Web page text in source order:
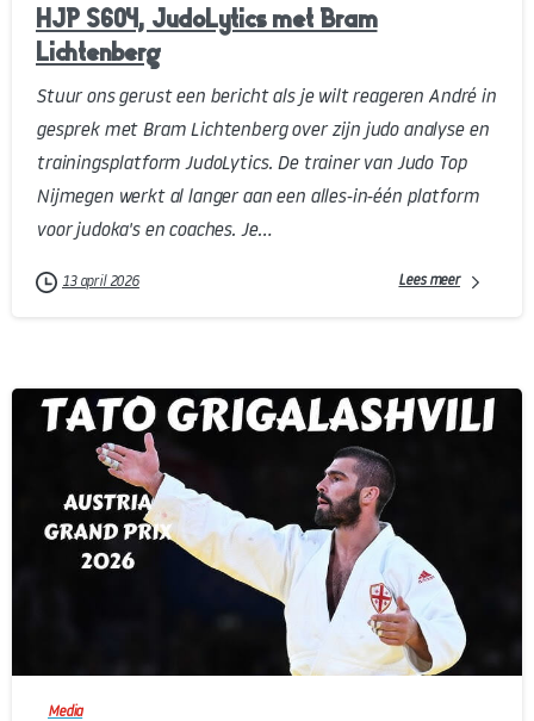
HJP S604, JudoLytics met Bram
Lichtenberg
Stuur ons gerust een bericht als je wilt reageren André in
gesprek met Bram Lichtenberg over zijn judo analyse en
trainingsplatform JudoLytics. De trainer van Judo Top
Nijmegen werkt al langer aan een alles-in-één platform
voor judoka's en coaches. Je...
13 april 2026 Lees meer
Media